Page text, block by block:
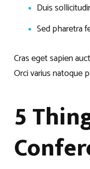
Duis
Sed pharetra
Cras eget sapien
Orci varius natoque
5